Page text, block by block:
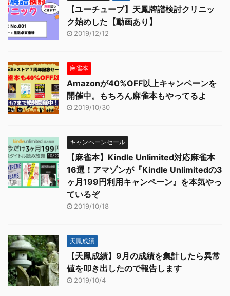
【ユーチューブ】天鳳牌譜検討クリニッ
ク始めした【動画あり】
2019/12/12
麻雀本
Amazonが40%OFF以上キャンペーンを
開催中。もちろん麻雀本もやってるよ
2019/10/30
キャンペーンセール
【麻雀本】Kindle Unlimited対応麻雀本
16選！アマゾンが『Kindle Unlimitedの3
ヶ月199円利用キャンペーン』を本気やっ
ているぞ
2019/10/18
天鳳成績
【天鳳成績】9月の成績を集計したら異常
値を叩き出したので報告します
2019/10/4